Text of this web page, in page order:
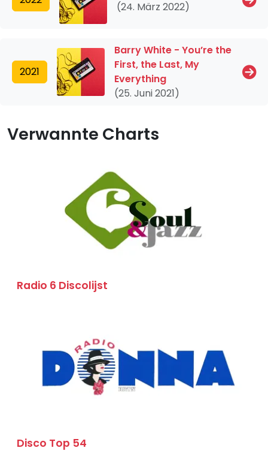
(24. März 2022)
2021
Barry White - You’re the
First, the Last, My
Everything
(25. Juni 2021)
Verwannte Charts
Radio 6 Discolijst
Disco Top 54